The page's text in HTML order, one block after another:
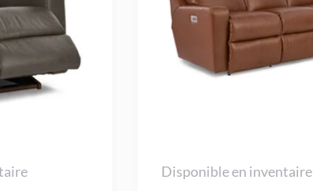
Disponible en inventaire